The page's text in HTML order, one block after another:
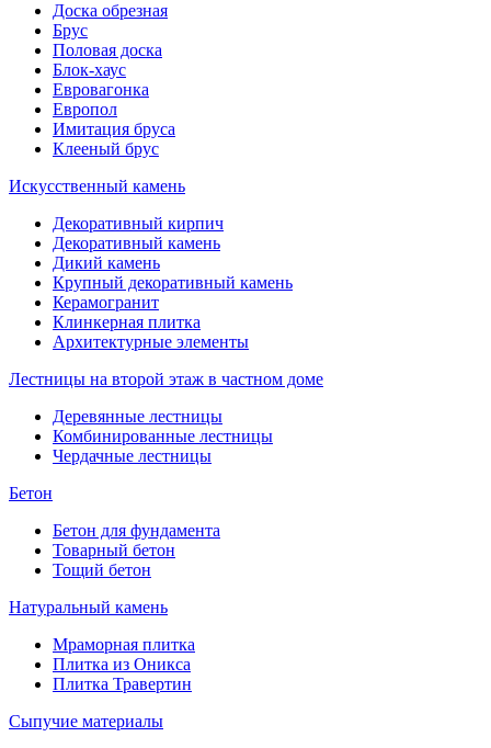
Доска обрезная
Брус
Половая доска
Блок-хаус
Евровагонка
Европол
Имитация бруса
Клееный брус
Искусственный камень
Декоративный кирпич
Декоративный камень
Дикий камень
Крупный декоративный камень
Керамогранит
Клинкерная плитка
Архитектурные элементы
Лестницы на второй этаж в частном доме
Деревянные лестницы
Комбинированные лестницы
Чердачные лестницы
Бетон
Бетон для фундамента
Товарный бетон
Тощий бетон
Натуральный камень
Мраморная плитка
Плитка из Оникса
Плитка Травертин
Сыпучие материалы